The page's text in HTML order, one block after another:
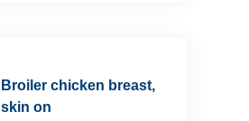
Broiler chicken breast,
skin on